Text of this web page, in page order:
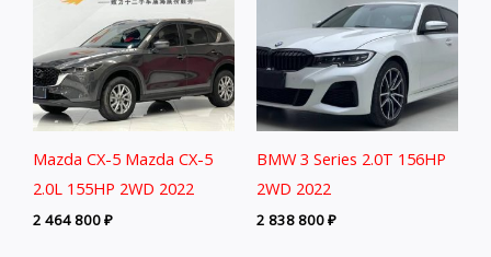
Mazda CX-5 Mazda CX-5
2.0L 155HP 2WD 2022
2 464 800₽
BMW 3 Series 2.0T 156HP
2WD 2022
2 838 800₽